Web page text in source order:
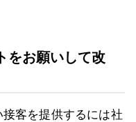
をお願いして改
客を提供するには社